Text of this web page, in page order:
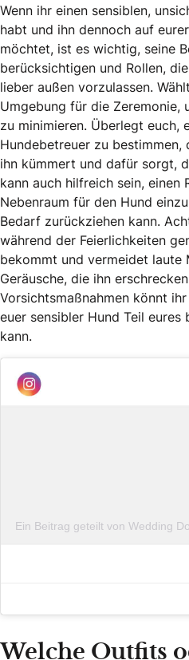
Wenn ihr einen sensiblen,
habt und ihn dennoch auf
möchtet, ist es wichtig, seine
berücksichtigen und Rollen,
lieber außen vorzulassen.
Umgebung für die Zeremonie,
zu minimieren. Überlegt euch,
Hundebetreuer zu bestimmen,
ihn kümmert und dafür sorgt,
kann auch hilfreich sein, einen
Nebenraum für den Hund
Bedarf zurückziehen kann.
während der Feierlichkeiten
bekommt und vermeidet
Geräusche, die ihn
Vorsichtsmaßnahmen könnt
euer sensibler Hund Teil eures
kann.
Ein Beitrag geteilt von Wedding
Welche Outfits